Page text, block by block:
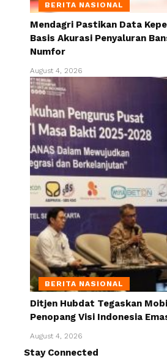
BERITA NASIONAL
Mendagri Pastikan Data
Basis Akurasi Penyaluran
Numfor
August 4, 2026
BERITA NASIONAL
Ditjen Hubdat Tegaskan
Penopang Visi Indonesia
August 4, 2026
Stay Connected